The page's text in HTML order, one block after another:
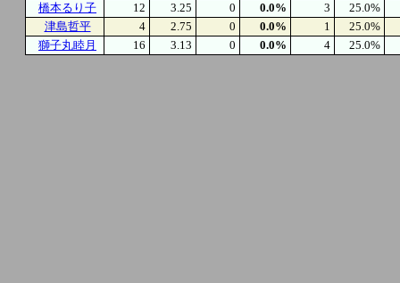
橋本るり子
12 3.25 0 0.0% 3
25.0%
津島哲平
4 2.75 0 0.0% 1
25.0%
獅子丸睦月
16 3.13 0 0.0% 4 25.0%